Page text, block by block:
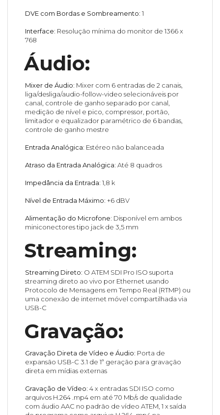
DVE com Bordas e Sombreamento: 1
Interface: Resolução mínima do monitor de 1366 x
768
Áudio:
Mixer de Áudio: Mixer com 6 entradas de 2 canais,
liga/desliga/audio-follow-video selecionáveis por
canal, controle de ganho separado por canal,
medição de nível e pico, compressor, portão,
limitador e equalizador paramétrico de 6 bandas,
controle de ganho mestre
Entrada Analógica: Estéreo não balanceada
Atraso da Entrada Analógica: Até 8 quadros
Impedância da Entrada: 1,8 k
Nível de Entrada Máximo: +6 dBV
Alimentação do Microfone: Disponível em ambos
miniconectores tipo jack de 3,5 mm
Streaming:
Streaming Direto: O ATEM SDI Pro ISO suporta
streaming direto ao vivo por Ethernet usando
Protocolo de Mensagens em Tempo Real (RTMP) ou
uma conexão de internet móvel compartilhada via
USB-C
Gravação:
Gravação Direta de Vídeo e Áudio: Porta de
expansão USB-C 3.1 de 1ª geração para gravação
direta em mídias externas
Gravação de Vídeo: 4 x entradas SDI ISO como
arquivos H.264 .mp4 em até 70 Mb/s de qualidade
com áudio AAC no padrão de vídeo ATEM, 1 x saída